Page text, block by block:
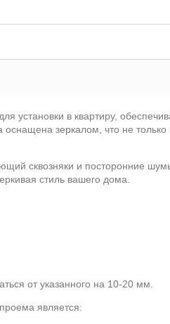
установки в квартиру,
зеркалом, что не только
сквозняки и посторонние
стиль вашего дома.
от указанного на 10-20 мм.
является: